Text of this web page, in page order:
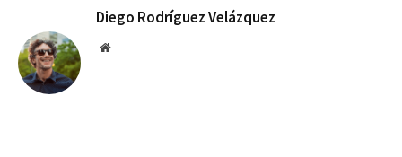
Diego Rodríguez Velázquez
Website